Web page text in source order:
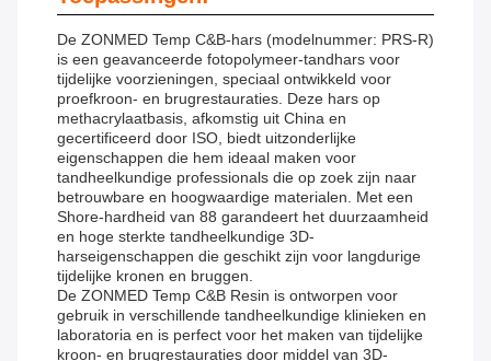
De ZONMED Temp C&B-hars (modelnummer: PRS-R)
is een geavanceerde fotopolymeer-tandhars voor
tijdelijke voorzieningen, speciaal ontwikkeld voor
proefkroon- en brugrestauraties. Deze hars op
methacrylaatbasis, afkomstig uit China en
gecertificeerd door ISO, biedt uitzonderlijke
eigenschappen die hem ideaal maken voor
tandheelkundige professionals die op zoek zijn naar
betrouwbare en hoogwaardige materialen. Met een
Shore-hardheid van 88 garandeert het duurzaamheid
en hoge sterkte tandheelkundige 3D-
harseigenschappen die geschikt zijn voor langdurige
tijdelijke kronen en bruggen.
De ZONMED Temp C&B Resin is ontworpen voor
gebruik in verschillende tandheelkundige klinieken en
laboratoria en is perfect voor het maken van tijdelijke
kroon- en brugrestauraties door middel van 3D-